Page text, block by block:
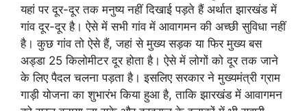
यहां पर दूर-दूर तक मनुष्य नहीं दिखाई पड़ते हैं अर्थात झारखंड में
गांव दूर-दूर है। ऐसे में सभी गांव में आवागमन की अच्छी सुविधा नहीं
है। कुछ गांव तो ऐसे हैं, जहां से मुख्य सड़क या फिर मुख्य बस
अड्डा 25 किलोमीटर दूर होता है। ऐसे में लोगों को दूर तक जाने
के लिए पैदल चलना पड़ता है। इसलिए सरकार ने मुख्यमंत्री ग्राम
गाड़ी योजना का शुभारंभ किया हुआ है, ताकि झारखंड में आवागमन